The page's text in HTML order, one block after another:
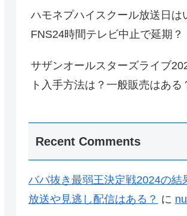
ハモネプハイスクール放送日は
FNS24時間テレビ中止で延期？
サザンオールスターズライブ
ト入手方法は？一般販売はある
Recent Comments
ババ抜き最弱王決定戦2024の結
放送や見逃し配信はある？ に